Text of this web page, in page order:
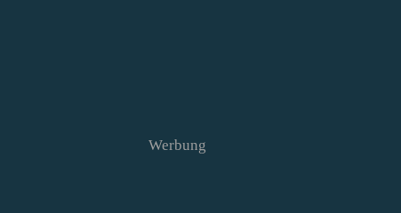
Werbung